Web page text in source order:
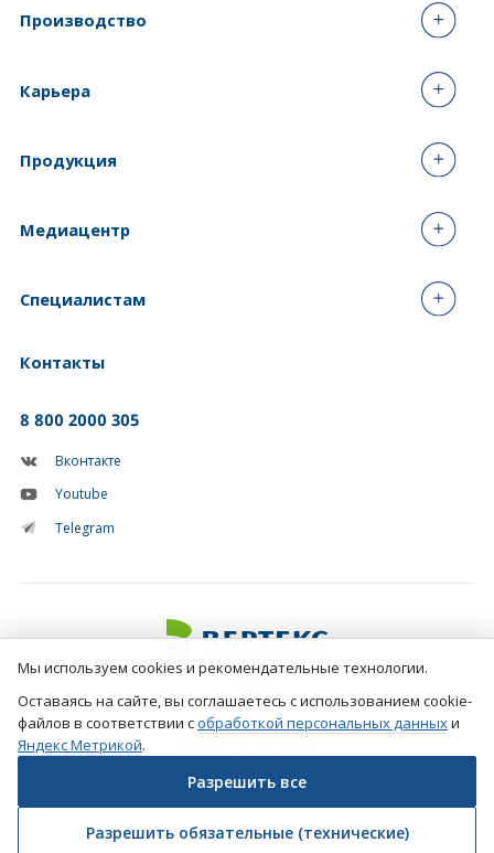
Производство
Карьера
8 800 2000 305
Вконтакте
Youtube
Telegram
Продукция
Медиацентр
Специалистам
Контакты
Создание сайтов
Мы используем cookies и рекомендательные технологии.
Оставаясь на сайте, вы соглашаетесь с использованием cookie-
файлов в соответствии собработкой персональных данныхи
Яндекс Метрикой.
Разрешить все
Разрешить обязательные (технические)